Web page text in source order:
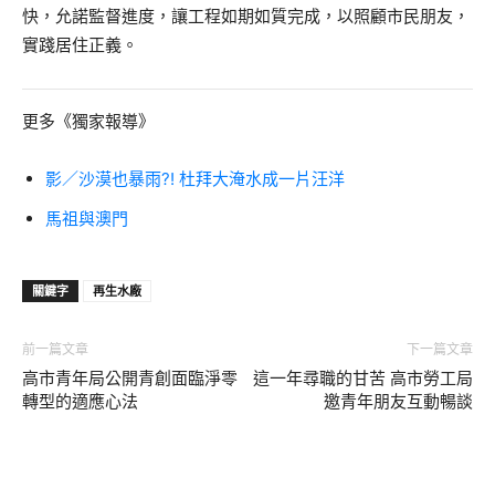
快，允諾監督進度，讓工程如期如質完成，以照顧市民朋友，
實踐居住正義。
更多《獨家報導》
影／沙漠也暴雨?! 杜拜大淹水成一片汪洋
馬祖與澳門
關鍵字 再生水廠
前一篇文章
高市青年局公開青創面臨淨零
轉型的適應心法
下一篇文章
這一年尋職的甘苦 高市勞工局
邀青年朋友互動暢談